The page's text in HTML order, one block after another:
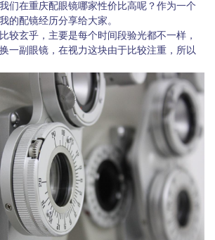
们在重庆配眼镜哪家性价比高呢？作为一个
的配镜经历分享给大家。
较玄乎，主要是每个时间段验光都不一样，
一副眼镜，在视力这块由于比较注重，所以